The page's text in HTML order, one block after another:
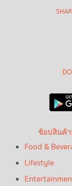
ช้อปสินค้
Food &
Lifestyle